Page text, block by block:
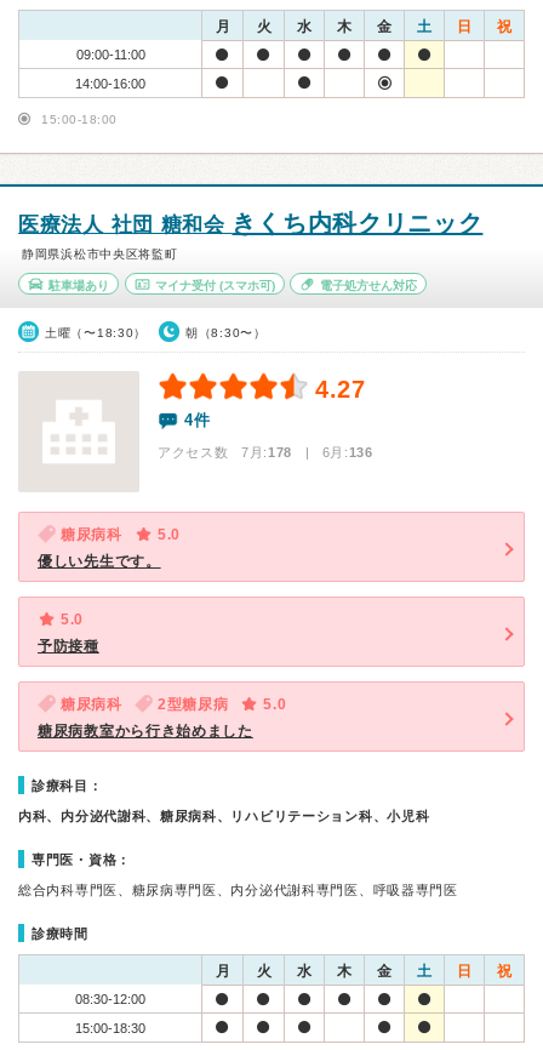
月 火 水 木 金 土 日 祝
09:00-11:00
14:00-16:00
15:00-18:00
医療法人 社団 糖和会 きくち内科クリニック
静岡県浜松市中央区将監町
駐車場あり マイナ受付(スマホ可) 電子処方せん対応
土曜（〜18:30） 朝（8:30〜）
4.27
4件
アクセス数 7月:178 | 6月:136
糖尿病科
5.0
優しい先生です。
5.0
予防接種
糖尿病科 2型糖尿病
5.0
糖尿病教室から行き始めました
診療科目：
内科、内分泌代謝科、糖尿病科、リハビリテーション科、小児科
専門医・資格：
総合内科専門医、糖尿病専門医、内分泌代謝科専門医、呼吸器専門医
診療時間
月 火 水 木 金 土 日 祝
08:30-12:00
15:00-18:30